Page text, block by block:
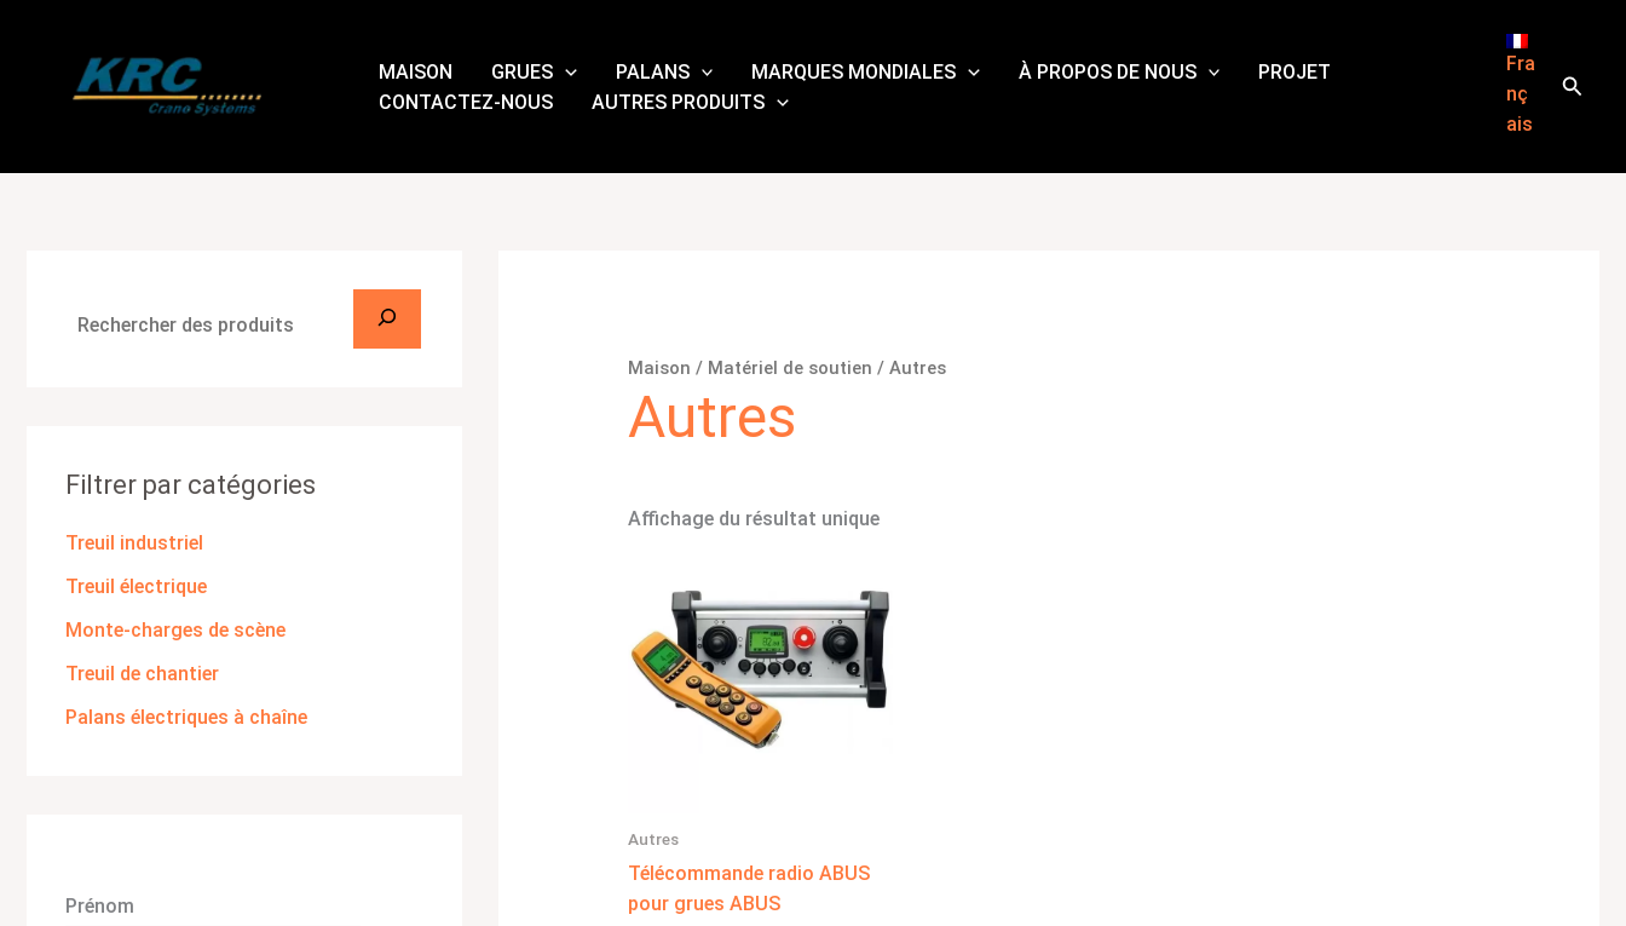
MAISON GRUES PALANS MARQUES MONDIALES À PROPOS DE NOUS
PROJET
CONTACTEZ-NOUS
AUTRES PRODUITS
Fra
nç
ais
c
e
Filtrer par catégories
Treuil industriel
Treuil électrique
Monte-charges de scène
Treuil de chantier
Palans électriques à chaîne
Prénom
Maison / Matériel de soutien / Autres
Autres
Affichage du résultat unique
Autres
Télécommande radio ABUS
pour grues ABUS